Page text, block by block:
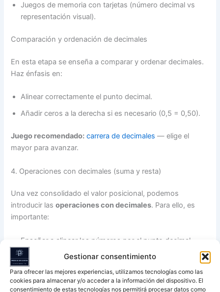
Gestionar consentimiento
Para ofrecer las mejores experiencias, utilizamos tecnologías como las
cookies para almacenar y/o acceder a la información del dispositivo. El
consentimiento de estas tecnologías nos permitirá procesar datos como
Juegos de memoria con tarjetas (número decimal vs
representación visual).
Comparación y ordenación de decimales
En esta etapa se enseña a comparar y ordenar decimales.
Haz énfasis en:
Alinear correctamente el punto decimal.
Añadir ceros a la derecha si es necesario (0,5 = 0,50).
Juego recomendado: carrera de decimales — elige el
mayor para avanzar.
4. Operaciones con decimales (suma y resta)
Una vez consolidado el valor posicional, podemos
introducir lasoperaciones con decimales. Para ello, es
importante:
Enseñar a alinear los números por el punto decimal.
Practicar con ceros de apoyo.
Resolver problemas contextualizados (dinero, medidas,
recetas).